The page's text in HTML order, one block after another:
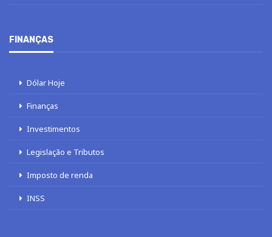
FINANÇAS
Dólar Hoje
Finanças
Investimentos
Legislação e Tributos
Imposto de renda
INSS